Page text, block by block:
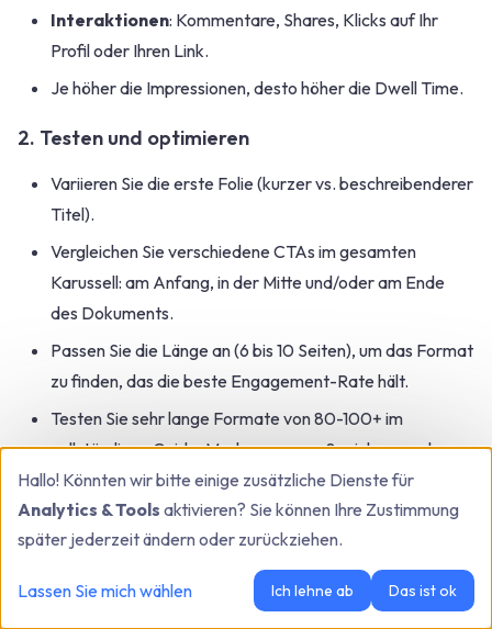
Interaktionen: Kommentare, Shares, Klicks auf Ihr
Profil oder Ihren Link.
Je höher die Impressionen, desto höher die Dwell Time.
2. Testen und optimieren
Variieren Sie die erste Folie (kurzer vs. beschreibenderer
Titel).
Vergleichen Sie verschiedene CTAs im gesamten
Karussell: am Anfang, in der Mitte und/oder am Ende
des Dokuments.
Passen Sie die Länge an (6 bis 10 Seiten), um das Format
zu finden, das die beste Engagement-Rate hält.
Testen Sie sehr lange Formate von 80-100+ im
vollständigen Guide-Modus, um zum Speichern und
Herunterladen zu ermutigen.
3. Recyceln Sie Ihre Inhalte
Ein gutes Karussell kann transformiert werden in:
Newsletter oder Blogartikel für Ihre Website.
Hallo! Könnten wir bitte einige zusätzliche Dienste für
Analytics & Tools aktivieren? Sie können Ihre Zustimmung
später jederzeit ändern oder zurückziehen.
Lassen Sie mich wählen Ich lehne ab Das ist ok